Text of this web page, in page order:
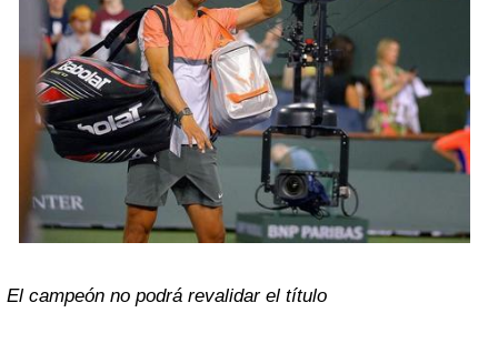
El campeón no podrá revalidar el título